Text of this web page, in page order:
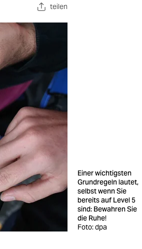
teilen
Einer wichtigsten
Grundregeln lautet,
selbst wenn Sie
bereits auf Level 5
sind: Bewahren Sie
die Ruhe!
Foto: dpa